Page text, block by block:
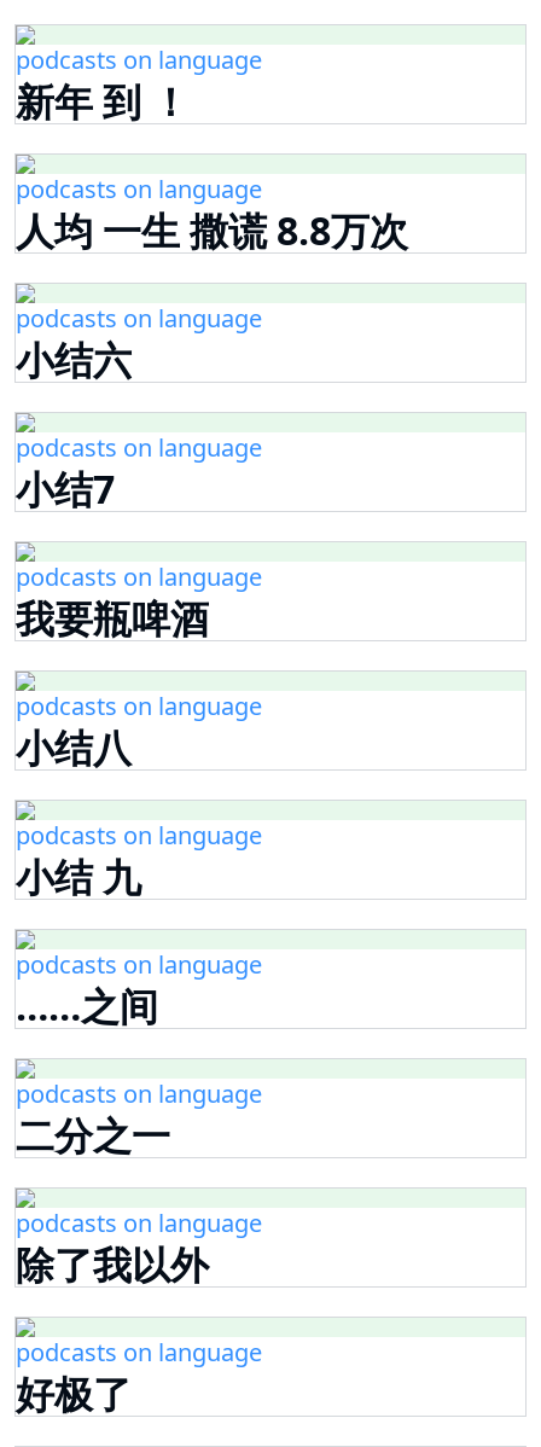
podcasts on language
新年 到 ！
podcasts on language
人均 一生 撒谎 8.8万次
podcasts on language
小结六
podcasts on language
小结7
podcasts on language
我要瓶啤酒
podcasts on language
小结八
podcasts on language
小结 九
podcasts on language
……之间
podcasts on language
二分之一
podcasts on language
除了我以外
podcasts on language
好极了